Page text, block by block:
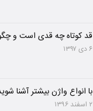
قد کوتاه چه قدی است و
۶ دی ۱۳۹۷
با انواع واژن بیشتر آشنا
۲ اسفند ۱۳۹۶